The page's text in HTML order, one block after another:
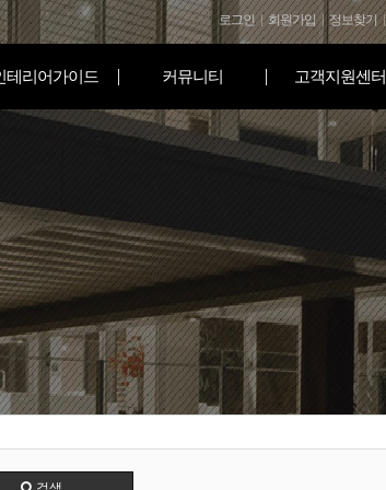
테리어가이드 커뮤니티 고객지원센터
로그인 회원가입 정보찾기